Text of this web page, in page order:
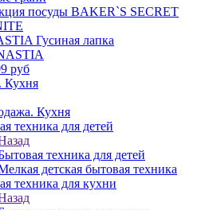
посуды BAKER`S SECRET
Гусиная лапка
руб
Кухня
Кухня
техника для детей
техника для детей
детская бытовая техника
техника для кухни